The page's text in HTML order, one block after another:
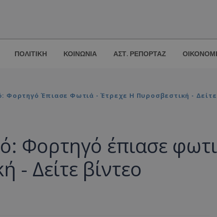
ΠΟΛΙΤΙΚΗ ΚΟΙΝΩΝΙΑ ΑΣΤ. ΡΕΠΟΡΤΑΖ
Φορτηγό Έπιασε Φωτιά - Έτρεχε Η Πυροσβεστική - Δείτε
Φορτηγό έπιασε
- Δείτε βίντεο